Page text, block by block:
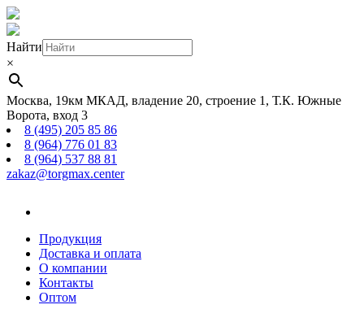
Найти
×
Москва, 19км МКАД, владение 20, строение 1, Т.К. Южные
Ворота, вход 3
8 (495) 205 85 86
8 (964) 776 01 83
8 (964) 537 88 81
zakaz@torgmax.center
Продукция
Доставка и оплата
О компании
Контакты
Оптом